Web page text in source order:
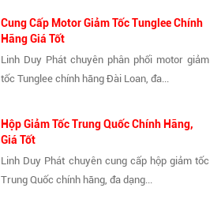
Cung Cấp Motor Giảm Tốc Tunglee Chính
Hãng Giá Tốt
Linh Duy Phát chuyên phân phối motor giảm
tốc Tunglee chính hãng Đài Loan, đa...
Hộp Giảm Tốc Trung Quốc Chính Hãng,
Giá Tốt
Linh Duy Phát chuyên cung cấp hộp giảm tốc
Trung Quốc chính hãng, đa dạng...